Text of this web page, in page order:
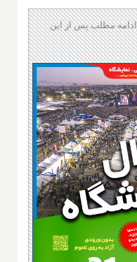
ادامه مطلب پس از این